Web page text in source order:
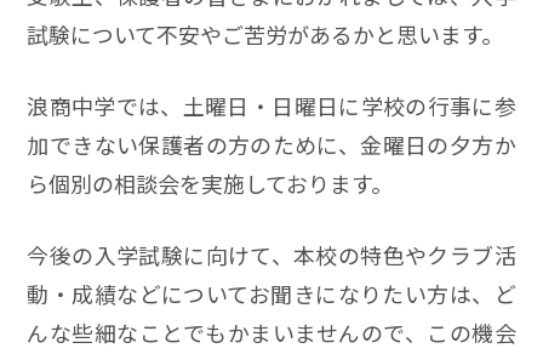
試験について不安やご苦労があるかと思います。
浪商中学では、土曜日・日曜日に学校の行事に参
加できない保護者の方のために、金曜日の夕方か
ら個別の相談会を実施しております。
今後の入学試験に向けて、本校の特色やクラブ活
動・成績などについてお聞きになりたい方は、ど
んな些細なことでもかまいませんので、この機会